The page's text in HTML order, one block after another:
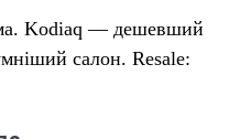
Kodiaq — дешевший
салон. Resale: